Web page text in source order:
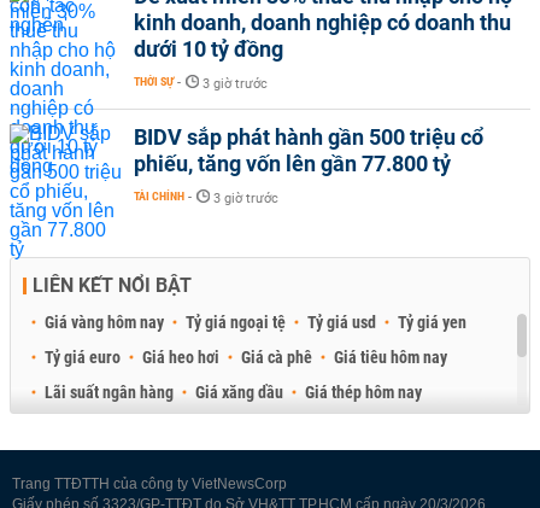
kinh doanh, doanh nghiệp có doanh thu
dưới 10 tỷ đồng
THỜI SỰ - 3 giờ trước
BIDV sắp phát hành gần 500 triệu cổ
phiếu, tăng vốn lên gần 77.800 tỷ
TÀI CHÍNH - 3 giờ trước
LIÊN KẾT NỔI BẬT
Giá vàng hôm nay Tỷ giá ngoại tệ Tỷ giá usd
Tỷ giá yen
Tỷ giá euro
Giá heo hơi Giá cà phê
Giá tiêu hôm nay
Lãi suất ngân hàng
Giá xăng dầu
Giá thép hôm nay
Trang TTĐTTH của công ty VietNewsCorp
Giấy phép số 3323/GP-TTĐT do Sở VH&TT TP.HCM cấp ngày 20/3/2026